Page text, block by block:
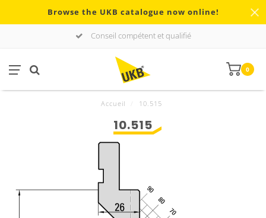
Browse the UKB catalogue now online!
Conseil compétent et qualifié
0
Accueil 10.515
10.515